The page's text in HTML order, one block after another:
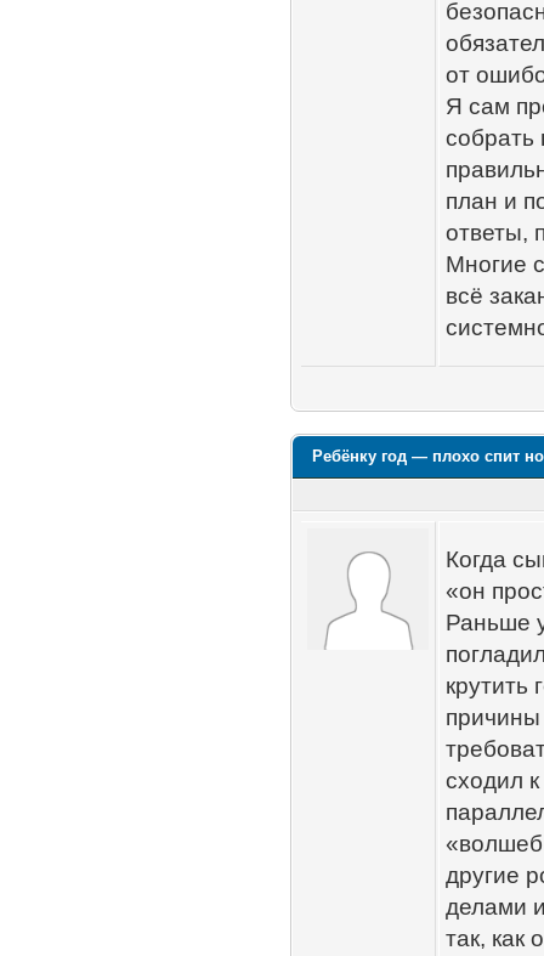
от
Я сам
собрать
план и
ответы,
Многие
всё
Ребёнку год — плохо спит
Когда
«он
Раньше
крутить
причины
сходил
другие
делами
так, как